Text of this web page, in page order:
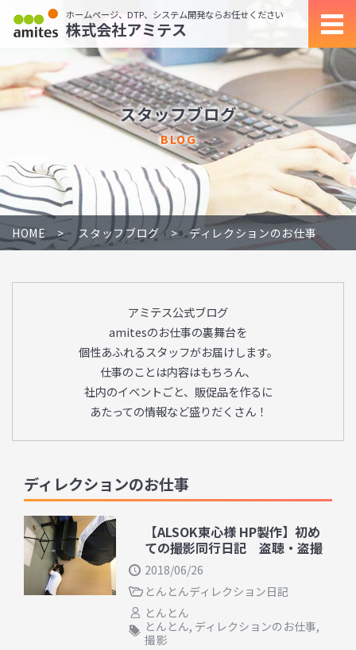
ホームページ、DTP、システム開発ならお任せください
株式会社アミテス
スタッフブログ
BLOG
HOME スタッフブログ ディレクションのお仕事
アミテス公式ブログ
amitesのお仕事の裏舞台を
個性あふれるスタッフがお届けします。
仕事のことは内容はもちろん、
社内のイベントごと、販促品を作るに
あたっての情報など盛りだくさん！
ディレクションのお仕事
【ALSOK東心様 HP製作】初め
ての撮影同行日記 盗聴・盗撮
2018/06/26
とんとんディレクション日記
とんとん
とんとん, ディレクションのお仕事,
撮影